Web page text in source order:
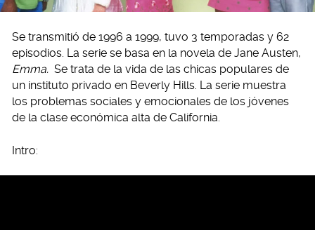
Se transmitió de 1996 a 1999, tuvo 3 temporadas y 62
episodios. La serie se basa en la novela de Jane Austen,
Emma. Se trata de la vida de las chicas populares de
un instituto privado en Beverly Hills. La serie muestra
los problemas sociales y emocionales de los jóvenes
de la clase económica alta de California.
Intro: